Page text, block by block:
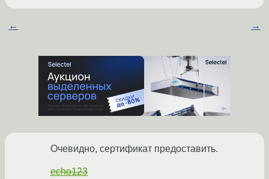
← →
Очевидно, сертификат предоставить.
echo123